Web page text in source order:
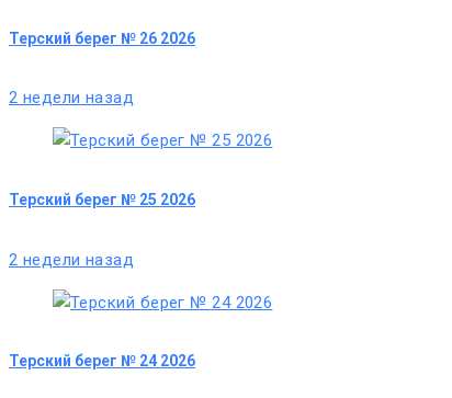
Терский берег № 26 2026
2 недели назад
Терский берег № 25 2026
2 недели назад
Терский берег № 24 2026